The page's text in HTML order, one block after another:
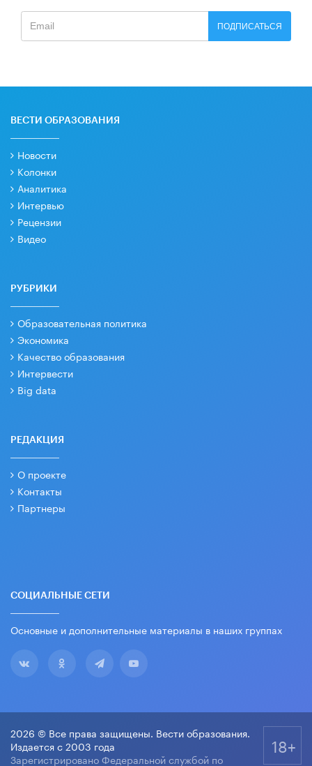
ПОДПИСАТЬСЯ
ВЕСТИ ОБРАЗОВАНИЯ
Новости
Колонки
Аналитика
Интервью
Рецензии
Видео
РУБРИКИ
Образовательная политика
Экономика
Качество образования
Интервести
Big data
РЕДАКЦИЯ
О проекте
Контакты
Партнеры
СОЦИАЛЬНЫЕ СЕТИ
Основные и дополнительные материалы в наших группах
2026 © Все права защищены. Вести образования.
Издается с 2003 года
Зарегистрировано Федеральной службой по
18+